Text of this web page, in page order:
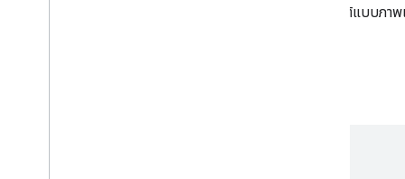
การเล่าเรื่องแบบอินเทอร์แอกทีฟที่สมจริงโดยใช้การ์ด 3 มิติแบบภา